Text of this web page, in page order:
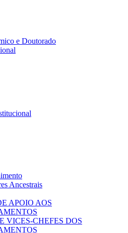
e Doutorado
Ancestrais
APOIO AOS
VICES-CHEFES DOS